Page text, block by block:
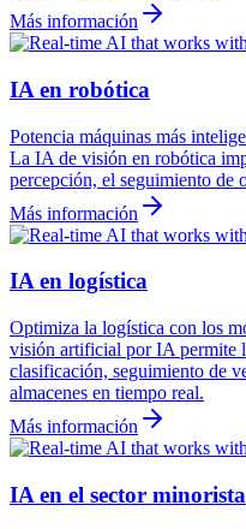
Más información
IA en robótica
Potencia máquinas más
La IA de visión en robótica
percepción, el seguimiento de
Más información
IA en logística
Optimiza la logística con los
visión artificial por IA permite
clasificación, seguimiento de
almacenes en tiempo real.
Más información
IA en el sector minorista